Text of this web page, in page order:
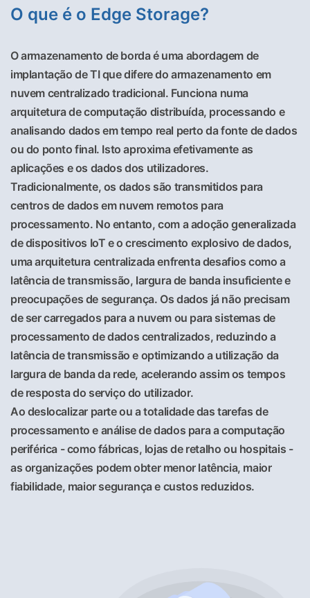
O que é o Edge Storage?
O armazenamento de borda é uma abordagem de
implantação de TI que difere do armazenamento em
nuvem centralizado tradicional. Funciona numa
arquitetura de computação distribuída, processando e
analisando dados em tempo real perto da fonte de dados
ou do ponto final. Isto aproxima efetivamente as
aplicações e os dados dos utilizadores.
Tradicionalmente, os dados são transmitidos para
centros de dados em nuvem remotos para
processamento. No entanto, com a adoção generalizada
de dispositivos IoT e o crescimento explosivo de dados,
uma arquitetura centralizada enfrenta desafios como a
latência de transmissão, largura de banda insuficiente e
preocupações de segurança. Os dados já não precisam
de ser carregados para a nuvem ou para sistemas de
processamento de dados centralizados, reduzindo a
latência de transmissão e optimizando a utilização da
largura de banda da rede, acelerando assim os tempos
de resposta do serviço do utilizador.
Ao deslocalizar parte ou a totalidade das tarefas de
processamento e análise de dados para a computação
periférica - como fábricas, lojas de retalho ou hospitais -
as organizações podem obter menor latência, maior
fiabilidade, maior segurança e custos reduzidos.